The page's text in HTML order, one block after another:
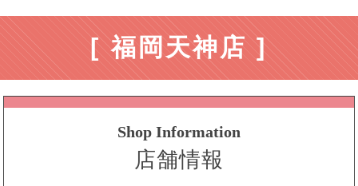
[ 福岡天神店 ]
Shop Information
店舗情報